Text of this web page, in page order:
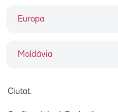
Europa
Moldàvia
Ciutat.